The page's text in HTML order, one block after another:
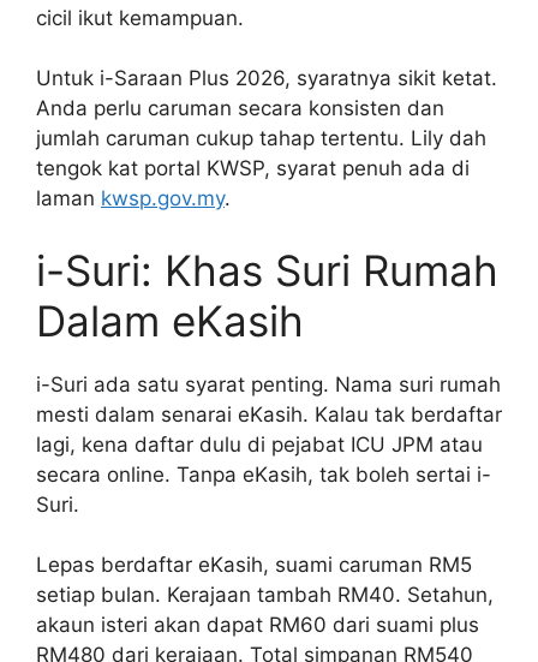
cicil ikut kemampuan.
Untuk i-Saraan Plus 2026, syaratnya sikit ketat.
Anda perlu caruman secara konsisten dan
jumlah caruman cukup tahap tertentu. Lily dah
tengok kat portal KWSP, syarat penuh ada di
laman kwsp.gov.my.
i-Suri: Khas Suri Rumah
Dalam eKasih
i-Suri ada satu syarat penting. Nama suri rumah
mesti dalam senarai eKasih. Kalau tak berdaftar
lagi, kena daftar dulu di pejabat ICU JPM atau
secara online. Tanpa eKasih, tak boleh sertai i-
Suri.
Lepas berdaftar eKasih, suami caruman RM5
setiap bulan. Kerajaan tambah RM40. Setahun,
akaun isteri akan dapat RM60 dari suami plus
RM480 dari kerajaan. Total simpanan RM540